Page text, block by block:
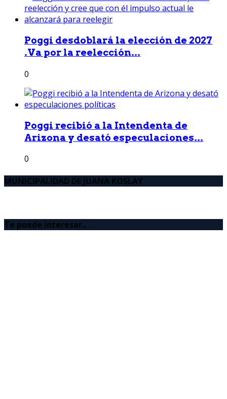
Poggi desdoblará la elección de 2027
.Va por la reelección...
0
Poggi recibió a la Intendenta de
Arizona y desató especulaciones...
0
MUNICIPALIDAD DE JUANA KOSLAY
Te puede interesar..